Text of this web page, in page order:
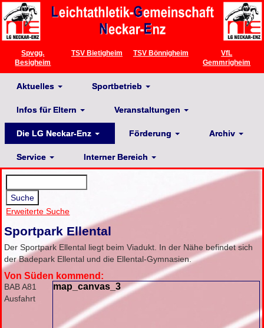
Spvgg.
Besigheim
TSV Bietigheim TSV Bönnigheim
VfL
Gemmrigheim
Aktuelles Sportbetrieb
Infos für Eltern Veranstaltungen
Die LG Neckar-Enz Förderung Archiv
Service Interner Bereich
Erweiterte Suche
Sportpark Ellental
Der Sportpark Ellental liegt beim Viadukt. In der Nähe befindet sich
der Badepark Ellental und die Ellental-Gymnasien.
Von Süden kommend:
map_canvas_3
BAB A81
Ausfahrt